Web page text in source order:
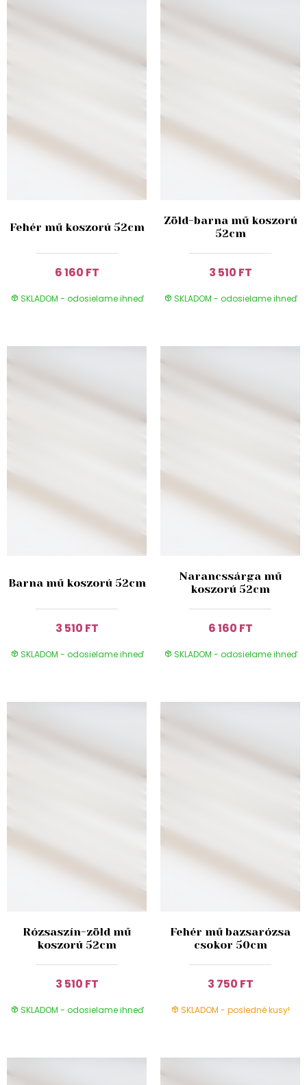
Fehér mű koszorú 52cm
6 160 FT
SKLADOM - odosielame ihneď
Zöld-barna mű koszorú
52cm
3 510 FT
SKLADOM - odosielame ihneď
Barna mű koszorú 52cm
3 510 FT
SKLADOM - odosielame ihneď
Narancssárga mű
koszorú 52cm
6 160 FT
SKLADOM - odosielame ihneď
Rózsaszín-zöld mű
koszorú 52cm
3 510 FT
SKLADOM - odosielame ihneď
Fehér mű bazsarózsa
csokor 50cm
3 750 FT
SKLADOM - posledné kusy!